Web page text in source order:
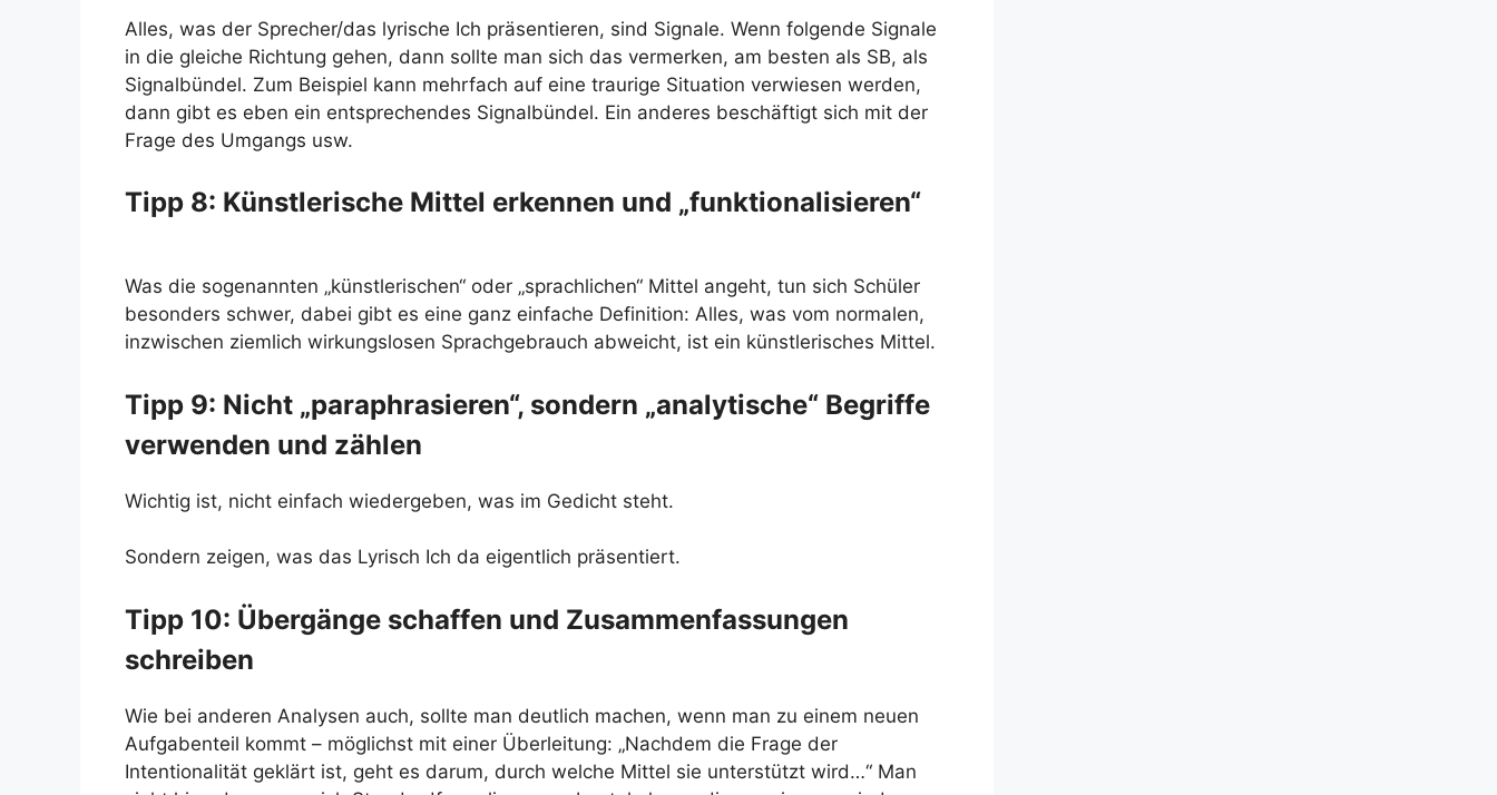
Alles, was der Sprecher/das lyrische Ich präsentieren, sind Signale. Wenn folgende Signale
in die gleiche Richtung gehen, dann sollte man sich das vermerken, am besten als SB, als
Signalbündel. Zum Beispiel kann mehrfach auf eine traurige Situation verwiesen werden,
dann gibt es eben ein entsprechendes Signalbündel. Ein anderes beschäftigt sich mit der
Frage des Umgangs usw.
Tipp 8: Künstlerische Mittel erkennen und „funktionalisieren“
Was die sogenannten „künstlerischen“ oder „sprachlichen“ Mittel angeht, tun sich Schüler
besonders schwer, dabei gibt es eine ganz einfache Definition: Alles, was vom normalen,
inzwischen ziemlich wirkungslosen Sprachgebrauch abweicht, ist ein künstlerisches Mittel.
Tipp 9: Nicht „paraphrasieren“, sondern „analytische“ Begriffe
verwenden und zählen
Wichtig ist, nicht einfach wiedergeben, was im Gedicht steht.
Sondern zeigen, was das Lyrisch Ich da eigentlich präsentiert.
Tipp 10: Übergänge schaffen und Zusammenfassungen
schreiben
Wie bei anderen Analysen auch, sollte man deutlich machen, wenn man zu einem neuen
Aufgabenteil kommt – möglichst mit einer Überleitung: „Nachdem die Frage der
Intentionalität geklärt ist, geht es darum, durch welche Mittel sie unterstützt wird…“ Man